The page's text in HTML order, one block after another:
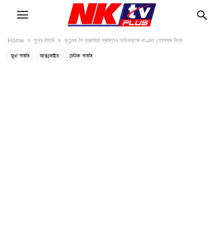
Home মুখ্য বাতৰি মৃত্যুক লৈ ব্যৱসায়! প্ৰাক্তন অভিযন্তাৰ কাণ্ডত তোলপাৰ বিশ্ব
মুখ্য বাতৰি আন্তঃৰাষ্ট্ৰীয় দৈনিক বাতৰি